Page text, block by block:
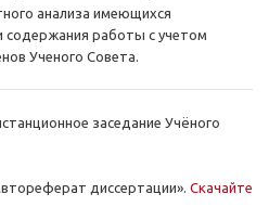
анализа имеющихся
содержания работы с учетом
Ученого Совета.
заседание Учёного
диссертации». Скачайте